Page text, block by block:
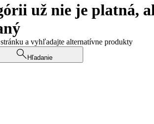
už nie je platná,
a vyhľadajte alternatívne produkty
Hľadanie